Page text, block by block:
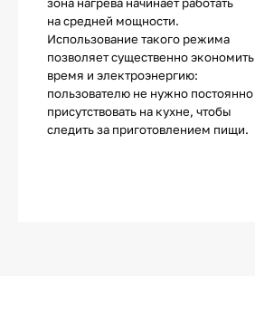
на средней мощности.
Использование такого режима
позволяет существенно экономить
время и электроэнергию:
пользователю не нужно постоянно
присутствовать на кухне, чтобы
следить за приготовлением пищи.